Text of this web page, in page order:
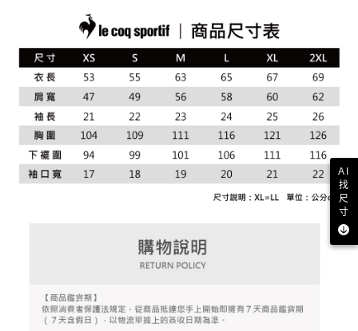
2.透過簡訊連結打開帳單後，可選擇「超商條碼／台灣大直營門市／銀行轉
【注意事項】
1.本服務係由「台灣大哥大股份有限公司」（以下簡稱本公司）所提供，讓
用戶於交易時，得透過本服務購買商品或服務，並由商店將買賣／分期付款
買賣價金債權讓與本公司後，依約使用本公司帳單繳交帳款。
2.基於同意付款使用「大哥付你分期」之契約關係目的，商店將以您的個人
資料（包含姓名、電話或地址）提供予台灣大哥大進項蒐集、處理及利用，
由本公司與您本人進行分期帳單所需資料之確認、核對及更正。
3.完整用戶服務條款，請詳閱以下連結：
https://oppay.tw/userRule
１．於結帳方式選擇「AFTEE先享後付」後，將跳轉至「AFTEE先享後付」
結帳頁面，進行簡訊認證並確認金額後，即可完成結帳。
２．訂單成立數日內，您將收到繳費通知簡訊。
３．收到繳費通知簡訊後14天內，點擊此簡訊中的連結，可透過四大超商／
ATM／網路銀行／等多元方式進行付款，方視為交易完成。
※ 請注意：結帳手續完成當下不需立刻繳費，但若您需要取消訂單，請聯絡
購買商品的店家。未經商家同意取消之訂單仍視為有效，需透過AFTEE先享
後付繳納相關費用。
※ 交易是否成功請以「AFTEE先享後付 」之結帳頁面顯示為準，若有關於
是否繳費成功／繳費後需取消欲退款等相關疑問，請聯繫「AFTEE先享後付
客戶支援中心」https://netprotections.freshdesk.com/support/home
權轉讓予恩沛科技股份有限公司。
２．關於個人資料處理事宜，請瀏覽以下網址：
https://aftee.tw/terms/#terms3
「AFTEE先享後付」，若未經同意申辦者引起之損失，本公司不負相關責
４．使用「AFTEE先享後付」時，將依據個別帳號之用戶狀況，依本公司即
付款後全家取貨
免運費
萊爾富取貨付款
免運費
付款後萊爾富取貨
免運費
免運費
AI
找
尺
寸